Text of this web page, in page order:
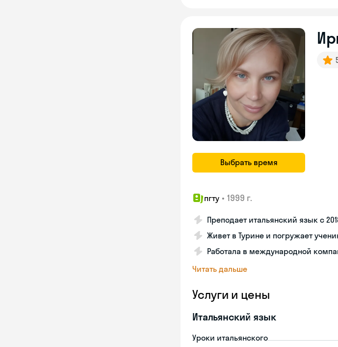
Выбрать время
пгту • 1999 г.
Преподает итальянский язык с
Живет в Турине и погружает
Работала в международной
Читать дальше
Услуги и цены
Итальянский язык
Уроки итальянского